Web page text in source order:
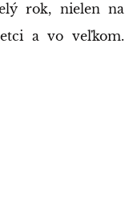
rok, nielen na
a vo veľkom.